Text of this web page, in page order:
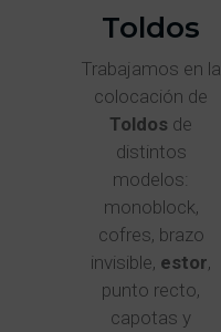
Toldos
Trabajamos en la
colocación de
Toldos de
distintos
modelos:
monoblock,
cofres, brazo
invisible, estor,
punto recto,
capotas y